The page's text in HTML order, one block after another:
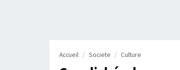
Accueil Societe Culture